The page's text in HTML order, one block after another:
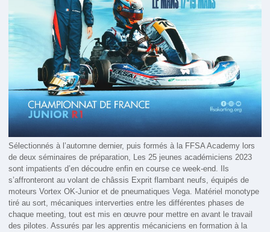
Sélectionnés à l’automne dernier, puis formés à la FFSA Academy lors
de deux séminaires de préparation, Les 25 jeunes académiciens 2023
sont impatients d’en découdre enfin en course ce week-end. Ils
s’affronteront au volant de châssis Exprit flambant neufs, équipés de
moteurs Vortex OK-Junior et de pneumatiques Vega. Matériel monotype
tiré au sort, mécaniques interverties entre les différentes phases de
chaque meeting, tout est mis en œuvre pour mettre en avant le travail
des pilotes. Assurés par les apprentis mécaniciens en formation à la